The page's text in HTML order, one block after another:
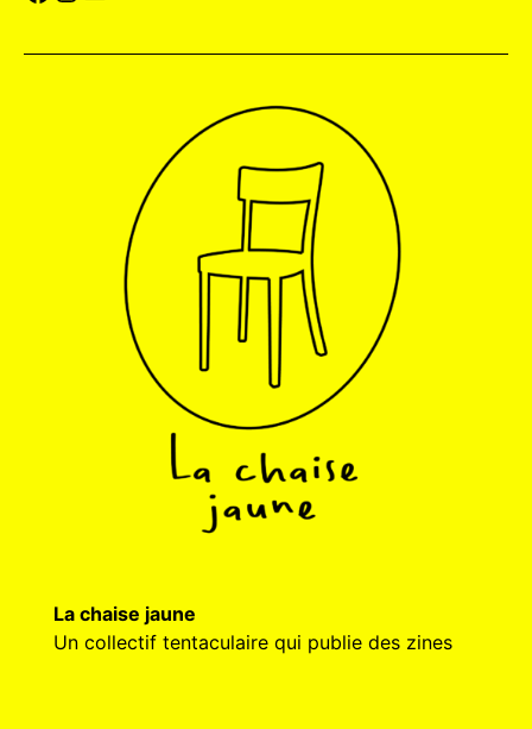
La chaise jaune
Un collectif tentaculaire qui publie des zines